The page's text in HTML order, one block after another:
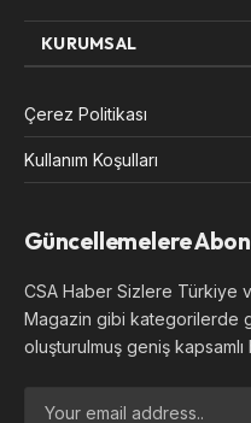
KURUMSAL
Çerez Politikası
Kullanım Koşulları
Güncellemelere
CSA Haber Sizlere Türkiye
Magazin gibi kategorilerde
oluşturulmuş geniş